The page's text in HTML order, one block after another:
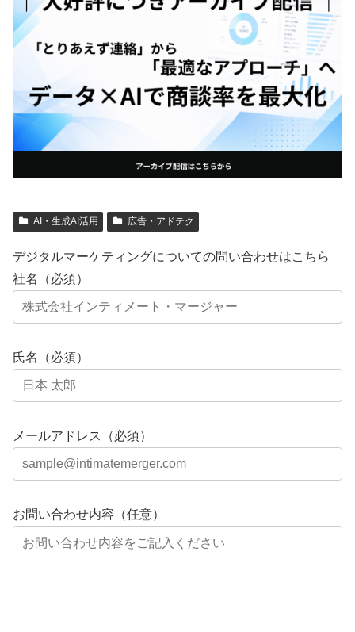
AI・生成AI活用 広告・アドテク
デジタルマーケティングについての問い合わせはこちら
社名（必須）
氏名（必須）
メールアドレス（必須）
お問い合わせ内容（任意）